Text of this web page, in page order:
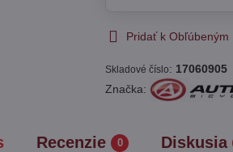
Pridať k Obľúbeným
Skladové číslo: 17060905
Značka:
Recenzie 0 Diskusia